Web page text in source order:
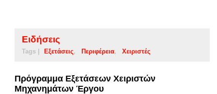
Ειδήσεις
Tags | Εξετάσεις Περιφέρεια Χειριστές
Πρόγραμμα Εξετάσεων Χειριστών
Μηχανημάτων Έργου